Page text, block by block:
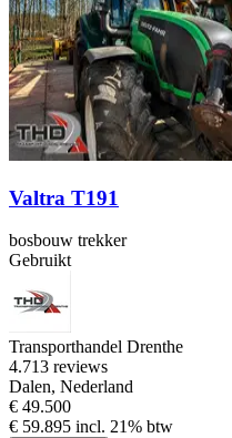
Valtra T191
bosbouw trekker
Gebruikt
Transporthandel Drenthe
4.713 reviews
Dalen, Nederland
€ 49.500
€ 59.895 incl. 21% btw